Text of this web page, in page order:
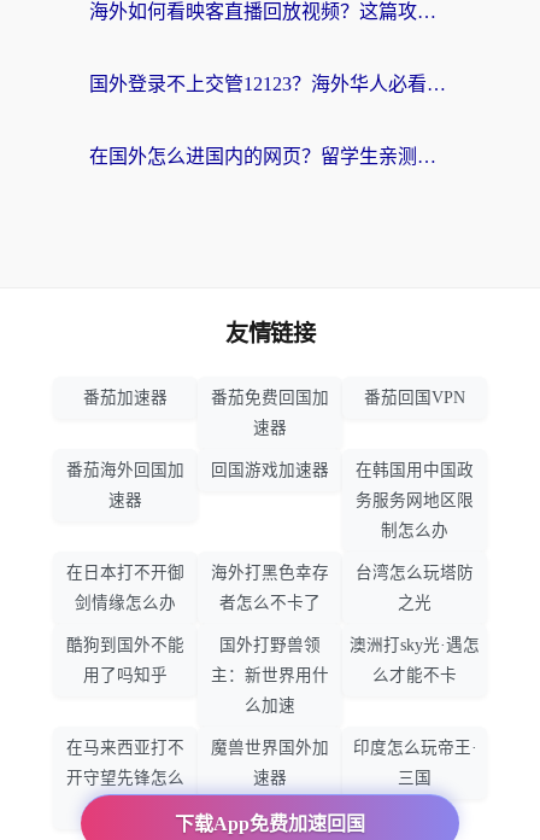
海外如何看映客直播回放视频？这篇攻略帮你告别卡顿与地域限制
国外登录不上交管12123？海外华人必看：无缝访问国内资源的实用指南
在国外怎么进国内的网页？留学生亲测有效的回国加速器选择指南
下载App免费加速回国
友情链接
番茄加速器
番茄免费回国加
速器
番茄回国VPN
番茄海外回国加
速器
回国游戏加速器
在韩国用中国政
务服务网地区限
制怎么办
在日本打不开御
剑情缘怎么办
海外打黑色幸存
者怎么不卡了
台湾怎么玩塔防
之光
酷狗到国外不能
用了吗知乎
国外打野兽领
主：新世界用什
么加速
澳洲打sky光·遇怎
么才能不卡
在马来西亚打不
开守望先锋怎么
魔兽世界国外加
速器
印度怎么玩帝王·
三国